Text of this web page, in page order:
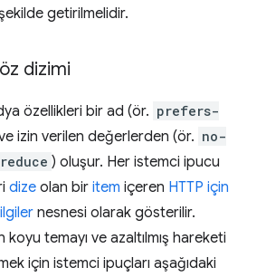
getirilmelidir.
dizimi
özellikleri bir ad (ör. prefers-
izin verilen değerlerden (ör. no-
reduce ) oluşur. Her istemci ipucu
dize olan bir item içeren HTTP için
nesnesi olarak gösterilir.
koyu temayı ve azaltılmış hareketi
için istemci ipuçları aşağıdaki